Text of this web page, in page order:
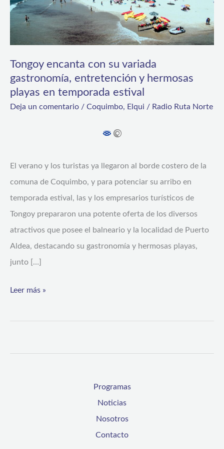
Tongoy encanta con su variada
gastronomía, entretención y hermosas
playas en temporada estival
Deja un comentario / Coquimbo, Elqui / Radio Ruta Norte
El verano y los turistas ya llegaron al borde costero de la
comuna de Coquimbo, y para potenciar su arribo en
temporada estival, las y los empresarios turísticos de
Tongoy prepararon una potente oferta de los diversos
atractivos que posee el balneario y la localidad de Puerto
Aldea, destacando su gastronomía y hermosas playas,
junto […]
gastronomía,
entretención
y
hermosas
playas
en
temporada
Leer más »
Programas
Noticias
Nosotros
Contacto